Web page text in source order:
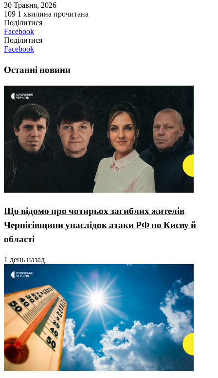
30 Травня, 2026
109 1 хвилина прочитана
Поділитися
Facebook
Поділитися
Facebook
Останні новини
Що відомо про чотирьох загиблих жителів
Чернігівщини унаслідок атаки РФ по Києву й
області
1 день назад